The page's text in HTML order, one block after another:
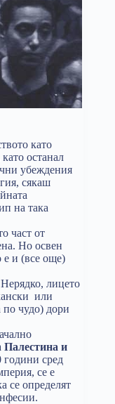
като
останал
убеждения
сякаш
на така
част от
Но освен
е и (все още)
Нерядко, лицето
или
по чудо) дори
Палестина и
години сред
се е
се определят